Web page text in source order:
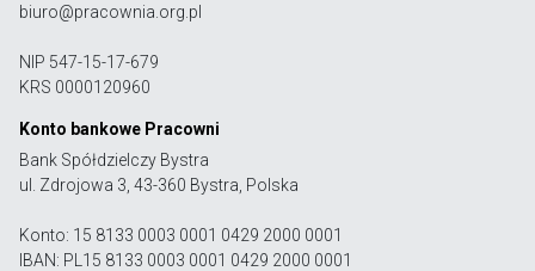
biuro@pracownia.org.pl
NIP 547-15-17-679
KRS 0000120960
Konto bankowe Pracowni
Bank Spółdzielczy Bystra
ul. Zdrojowa 3, 43-360 Bystra, Polska
Konto: 15 8133 0003 0001 0429 2000 0001
IBAN: PL15 8133 0003 0001 0429 2000 0001